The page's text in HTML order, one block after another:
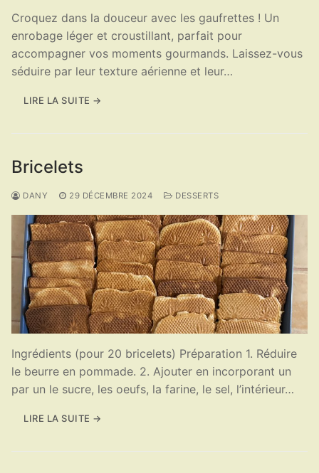
Croquez dans la douceur avec les gaufrettes ! Un
enrobage léger et croustillant, parfait pour
accompagner vos moments gourmands. Laissez-vous
séduire par leur texture aérienne et leur…
LIRE LA SUITE →
Bricelets
DANY 29 DÉCEMBRE 2024 DESSERTS
Ingrédients (pour 20 bricelets) Préparation 1. Réduire
le beurre en pommade. 2. Ajouter en incorporant un
par un le sucre, les oeufs, la farine, le sel, l’intérieur…
LIRE LA SUITE →